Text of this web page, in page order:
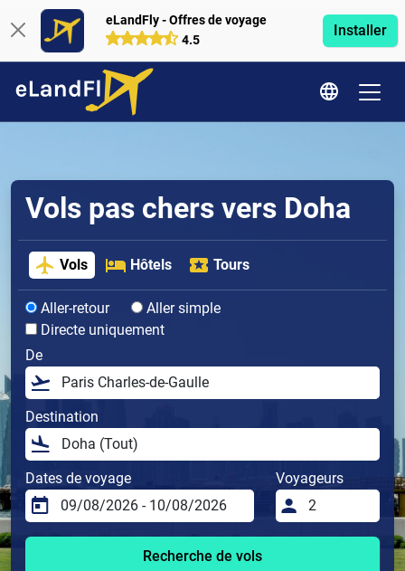
eLandFly - Offres de voyage
4.5
Installer
Vols pas chers vers Doha
Vols Hôtels Tours
Aller-retour
Aller simple
Directe uniquement
De
Destination
Dates de voyage Voyageurs
Recherche de vols